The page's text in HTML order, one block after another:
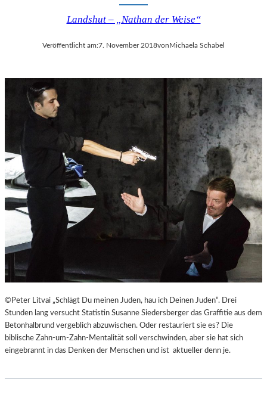
Landshut – „Nathan der Weise“
Veröffentlicht am:7. November 2018von Michaela Schabel
©Peter Litvai „Schlägt Du meinen Juden, hau ich Deinen Juden“. Drei
Stunden lang versucht Statistin Susanne Siedersberger das Graffitie aus dem
Betonhalbrund vergeblich abzuwischen. Oder restauriert sie es? Die
biblische Zahn-um-Zahn-Mentalität soll verschwinden, aber sie hat sich
eingebrannt in das Denken der Menschen und ist aktueller denn je.